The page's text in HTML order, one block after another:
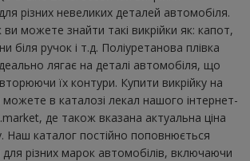
різних невеликих деталей автомобіля.
можете знайти такі викрійки як: капот,
біля ручок і т.д. Поліуретанова плівка
лягає на деталі автомобіля, що
їх контури. Купити викрійку на
в каталозі лекал нашого інтернет-
де також вказана актуальна ціна
Наш каталог постійно поповнюється
різних марок автомобілів, включаючи